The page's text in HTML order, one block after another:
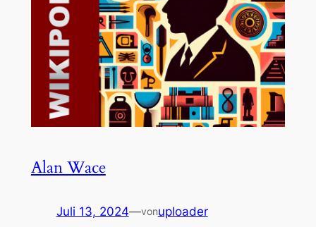
Alan Wace
Juli 13, 2024—vonuploader